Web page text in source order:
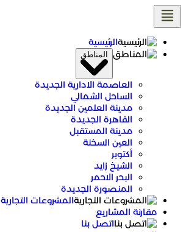
الرئيسية
المناطق
العاصمة الادارية الجديدة
الساحل الشمالي
مدينة العلمين الجديدة
القاهرة الجديدة
مدينة المستقبل
العين السخنة
أكتوبر
الشيخ زايد
البحر الاحمر
المنصورة الجديدة
المشروعات التجارية
مقارنة المشاريع
اتصل بنا